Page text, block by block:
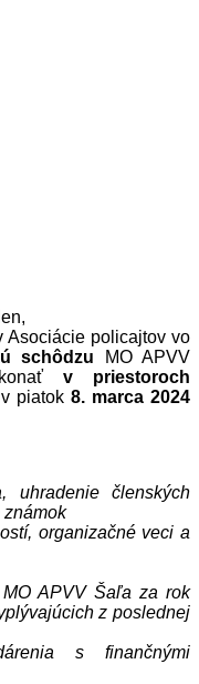
Asociácie policajtov vo
schôdzu MO APVV
v priestoroch
piatok 8. marca 2024
uhradenie členských
známok
organizačné veci a
APVV Šaľa za rok
z poslednej
s finančnými